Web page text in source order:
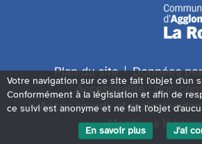
Plan du site
Données
Accessibilité : non
Accès sourds et
Mentions légales
Votre navigation sur ce site fait l'objet d'un
Conformément à la législation et afin de
ce suivi est anonyme et ne fait l'objet
En savoir plus
J'ai